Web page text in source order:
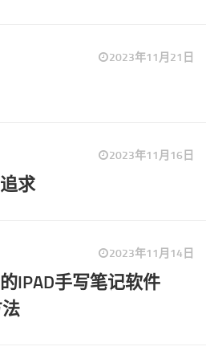
2023年11月21日
2023年11月16日
求
2023年11月14日
IPAD手写笔记软件